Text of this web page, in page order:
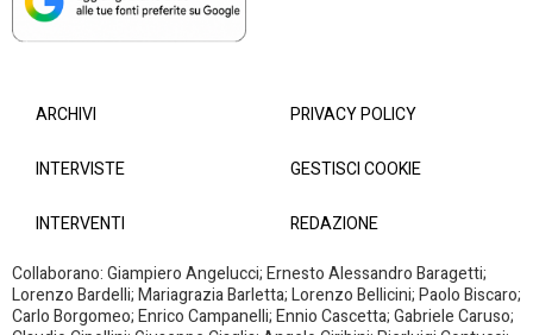
ARCHIVI
INTERVISTE
INTERVENTI
PRIVACY POLICY
GESTISCI COOKIE
REDAZIONE
Collaborano: Giampiero Angelucci; Ernesto Alessandro Baragetti;
Lorenzo Bardelli; Mariagrazia Barletta; Lorenzo Bellicini; Paolo Biscaro;
Carlo Borgomeo; Enrico Campanelli; Ennio Cascetta; Gabriele Caruso;